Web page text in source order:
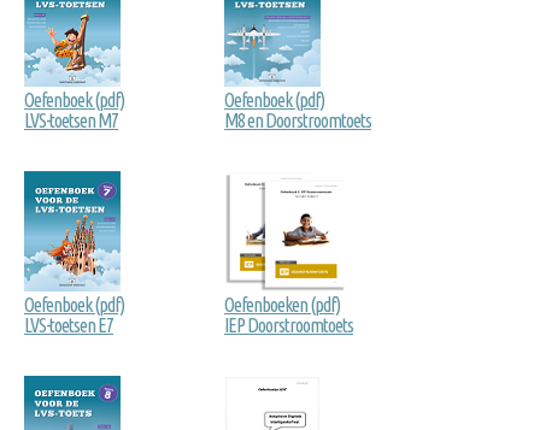
Oefenboek (pdf)
LVS-toetsen M7
Oefenboek (pdf)
M8 en Doorstroomtoets
Oefenboek (pdf)
LVS-toetsen E7
Oefenboeken (pdf)
IEP Doorstroomtoets